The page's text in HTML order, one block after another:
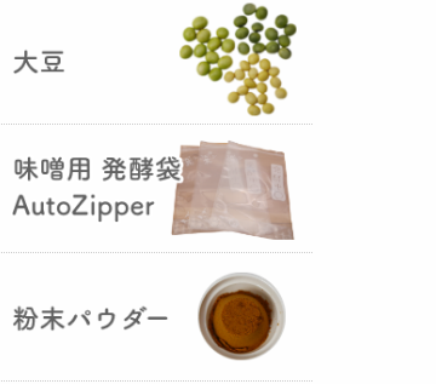
5つの素材だけで出来た辛味
おたまやジャ
』が登場しました！そのままで
も、薬味や調味料を足しても利用
できます。
（2025年02月